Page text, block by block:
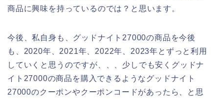
商品に興味を持っているのでは？と思います。
今後、私自身も、グッドナイト27000の商品を今後
も、2020年、2021年、2022年、2023年とずっと利用
していくと思うのですが、、、少しでも安くグッドナ
イト27000の商品を購入できるようなグッドナイト
27000のクーポンやクーポンコードがあったら、と思